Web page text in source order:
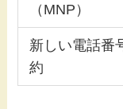
（MNP）
新しい電話番
約